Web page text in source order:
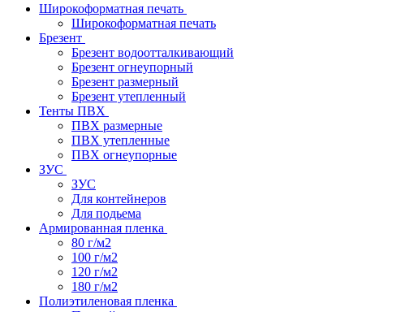
Широкоформатная печать
Широкоформатная печать
Брезент
Брезент водоотталкивающий
Брезент огнеупорный
Брезент размерный
Брезент утепленный
Тенты ПВХ
ПВХ размерные
ПВХ утепленные
ПВХ огнеупорные
ЗУС
ЗУС
Для контейнеров
Для подьема
Армированная пленка
80 г/м2
100 г/м2
120 г/м2
180 г/м2
Полиэтиленовая пленка